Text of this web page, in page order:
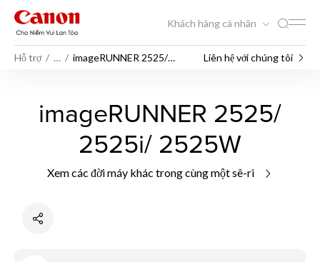
Khách hàng cá nhân
Hỗ trợ …
imageRUNNER 2525/
Liên hệ với chúng tôi
imageRUNNER 2525/
2525i/ 2525W
Xem các đời máy khác trong cùng một sê-ri